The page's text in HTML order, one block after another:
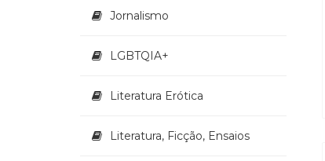
Jornalismo
LGBTQIA+
Literatura Erótica
Literatura, Ficção, Ensaios